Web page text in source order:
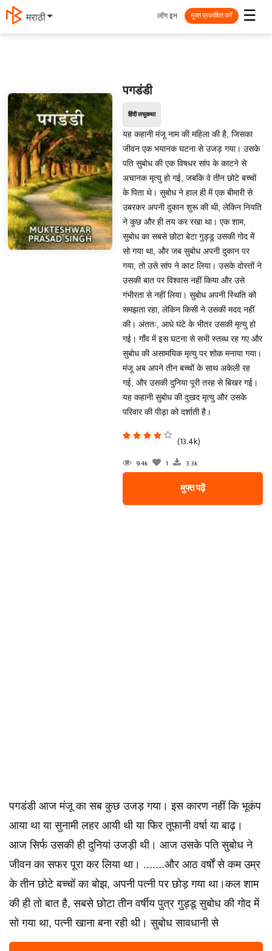
मराठी ☰
लॉग इन मुक्त प्रकाशित करें
पगडंडी
हिंदी लघुकथा
यह कहानी मंजू नाम की महिला की है, जिसका
जीवन एक भयानक घटना से उजड़ गया। उसके
पति सुबोध की एक विषधर सांप के काटने से
अचानक मृत्यु हो गई, जबकि वे तीन छोटे बच्चों
के पिता थे। सुबोध ने हाल ही में एक बीमारी से
उबरकर अपनी दुकान शुरू की थी, लेकिन नियति
ने कुछ और ही तय कर रखा था। एक शाम,
सुबोध का सबसे छोटा बेटा गुड्डू उसकी गोद में
सो गया था, और जब सुबोध अपनी दुकान पर
गया, तो उसे सांप ने काट लिया। उसके दोस्तों ने
उसकी बात पर विश्वास नहीं किया और उसे
गंभीरता से नहीं लिया। सुबोध अपनी स्थिति को
समझता रहा, लेकिन किसी ने उसकी मदद नहीं
की। अंततः, आधे घंटे के भीतर उसकी मृत्यु हो
गई। गाँव में इस घटना से सभी स्तब्ध रह गए और
सुबोध की असामयिक मृत्यु पर शोक मनाया गया।
मंजू अब अपने तीन बच्चों के साथ अकेली रह
गई, और उसकी दुनिया पूरी तरह से बिखर गई।
यह कहानी सुबोध की दुखद मृत्यु और उसके
परिवार की पीड़ा को दर्शाती है।
(13.4k)
9.4k 1 3.3k
मुफ्त पढ़ें
पगडंडी​​​​​​​​​ ​​आज मंजू का सब कुछ उजड़ गया। इस कारण नहीं कि भूकंप
आया था या सुनामी लहर आयी थी या फिर तूफानी वर्षा या बाढ़।
आज सिर्फ उसकी ही दुनियां उजड़ी थी। आज उसके पति सुबोध ने
जीवन का सफर पूरा कर लिया था। .......और आठ वर्षाें से कम उम्र
के तीन छोटे बच्चों का बोझ, अपनी पत्नी पर छोड़ गया था।​​कल शाम
की ही तो बात है, सबसे छोटा तीन वर्षीय पुत्र गुड्डू सुबोध की गोद में
सो गया था, पत्नी खाना बना रही थी। सुबोध सावधानी से